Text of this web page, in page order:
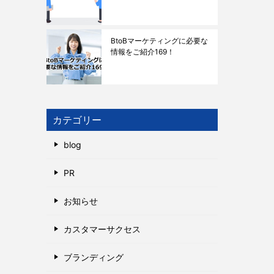
BtoBマーケティングに必要な
情報をご紹介169！
カテゴリー
blog
PR
お知らせ
カスタマーサクセス
ブランディング